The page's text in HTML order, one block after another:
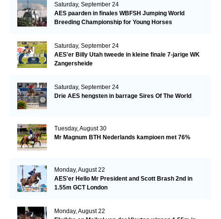
Saturday, September 24
AES paarden in finales WBFSH Jumping World
Breeding Championship for Young Horses
Saturday, September 24
AES'er Billy Utah tweede in kleine finale 7-jarige WK
Zangersheide
Saturday, September 24
Drie AES hengsten in barrage Sires Of The World
Tuesday, August 30
Mr Magnum BTH Nederlands kampioen met 76%
Monday, August 22
AES'er Hello Mr President and Scott Brash 2nd in
1.55m GCT London
Monday, August 22